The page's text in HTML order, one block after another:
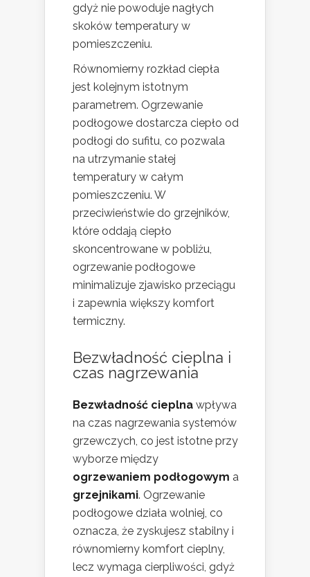
gdyż nie powoduje nagłych
skoków temperatury w
pomieszczeniu.
Równomierny rozkład ciepła
jest kolejnym istotnym
parametrem. Ogrzewanie
podłogowe dostarcza ciepło od
podłogi do sufitu, co pozwala
na utrzymanie stałej
temperatury w całym
pomieszczeniu. W
przeciwieństwie do grzejników,
które oddają ciepło
skoncentrowane w pobliżu,
ogrzewanie podłogowe
minimalizuje zjawisko przeciągu
i zapewnia większy komfort
termiczny.
Bezwładność cieplna i
czas nagrzewania
Bezwładność cieplna wpływa
na czas nagrzewania systemów
grzewczych, co jest istotne przy
wyborze między
ogrzewaniem podłogowym a
grzejnikami. Ogrzewanie
podłogowe działa wolniej, co
oznacza, że zyskujesz stabilny i
równomierny komfort cieplny,
lecz wymaga cierpliwości, gdyż